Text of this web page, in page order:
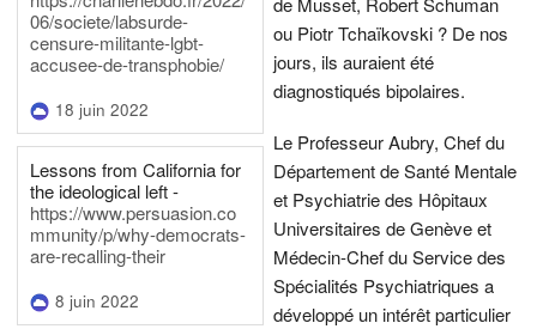
06/societe/labsurde-
censure-militante-lgbt-
accusee-de-transphobie/
18 juin 2022
Lessons from California for
the ideological left -
https://www.persuasion.co
mmunity/p/why-democrats-
are-recalling-their
8 juin 2022
ou Piotr Tchaïkovski ? De nos
jours, ils auraient été
diagnostiqués bipolaires.
Le Professeur Aubry, Chef du
Département de Santé Mentale
et Psychiatrie des Hôpitaux
Universitaires de Genève et
Médecin-Chef du Service des
Spécialités Psychiatriques a
développé un intérêt particulier